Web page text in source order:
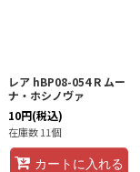
レア hBP08-054 R ムー
ナ・ホシノヴァ
10円(税込)
在庫数 11個
カートに入れる